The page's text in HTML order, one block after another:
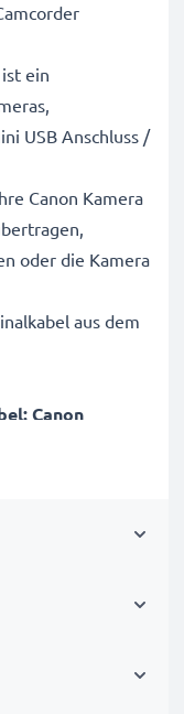
ein
USB Anschluss /
Canon Kamera
oder die Kamera
aus dem
Canon
übertragen